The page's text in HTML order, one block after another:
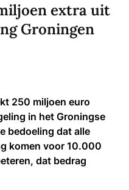
extra uit
Groningen
250 miljoen euro
in het Groningse
bedoeling dat alle
komen voor 10.000
dat bedrag